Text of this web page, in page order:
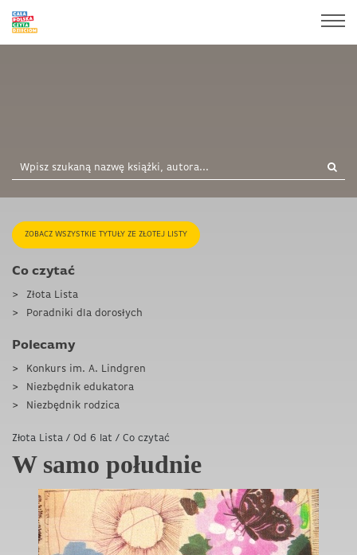
ZOBACZ WSZYSTKIE TYTUŁY ZE ZŁOTEJ LISTY
Co czytać
Złota Lista
Poradniki dla dorosłych
Polecamy
Konkurs im. A. Lindgren
Niezbędnik edukatora
Niezbędnik rodzica
Złota Lista / Od 6 lat / Co czytać
W samo południe